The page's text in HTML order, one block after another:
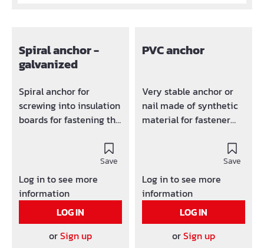
Spiral anchor -
galvanized
Spiral anchor for
screwing into insulation
boards for fastening the
Save
Log in to see more
information
LOG IN
orSign up
PVC anchor
Very stable anchor or
nail made of synthetic
material for fastener
Save
Log in to see more
information
LOG IN
orSign up